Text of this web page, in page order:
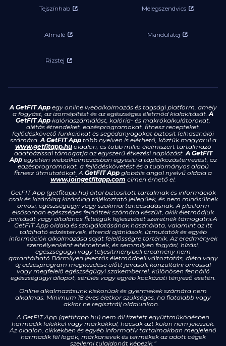
Tejszínhab Melegszendvics
Almalé Mandulatej
Rizstej
A GetFIT Appegy online webalkalmazás és tagsági platform, amely
a fogyást, az izomépítést és az egészséges életmód kialakítását.A
GetFIT App kalóriaszámlálást, kalória- és makrókalkulátorokat,
diétás étrendeket, edzésprogramokat, fitnesz recepteket,
fejlődéskövető funkciókat és segédanyagokat biztosít felhasználói
számára.A GetFIT Apptöbb nyelven is elérhető, köztük magyarul a
www.getfitapp.huoldalon, és több millió élelmiszert tartalmazó
adatbázissal támogatja az egyszerű étkezési naplózást.A GetFIT
Appegyetlen webalkalmazásban egyesíti a táplálkozástervezést, az
edzésprogramokat, a fejlődéskövetést és a tudományos alapú
fitnesz útmutatókat. A GetFIT App globális angol nyelvű oldala a
www.joingetfitapp.com címen érhető el.
GetFIT App (getfitapp.hu) által biztosított tartalmak és információk
csak és kizárólag kizárólag tájékoztató jellegűek, és nem minősülnek
orvosi, egészségügyi vagy szakmai tanácsadásnak. A platform
elsősorban egészséges felnőttek számára készült, akik életmódjuk
javítását vagy általános fittségük fejlesztését szeretnék támogatni.A
GetFIT App oldala és szolgálatásának használata, valamint az itt
található edzéstervek, étrendi ajánlások, útmutatók és egyéb
információk alkalmazása saját felelősségre történik. Az eredmények
személyenként eltérhetnek, és semmilyen fogyási, hízási,
egészségügyi vagy teljesítménybeli eredmény nem
garantálható.Bármilyen jelentős életmódbeli változtatás, diéta vagy
új edzésprogram megkezdése előtt javasolt konzultálni orvossal
vagy megfelelő egészségügyi szakemberrel, különösen fennálló
egészségügyi állapot, sérülés vagy egyéb kockázati tényező esetén.
Online alkalmazásunk kiskorúak és gyermekek számára nem
alkalmas. Minimum 18 éves életkor szükséges, ha fiatalabb vagy
akkor ne regisztrálj oldalunkon.
A GetFIT App (getfitapp.hu) nem áll fizetett együttműködésben
harmadik felekkel vagy márkákkal, hacsak azt külön nem jelezzük.
Az oldalon, cikkekben és egyéb informatív tartalmakban megjelenő
harmadik fél logók, márkanevek és termékek az adott cégek
szellemi tulajdonát képezik.”